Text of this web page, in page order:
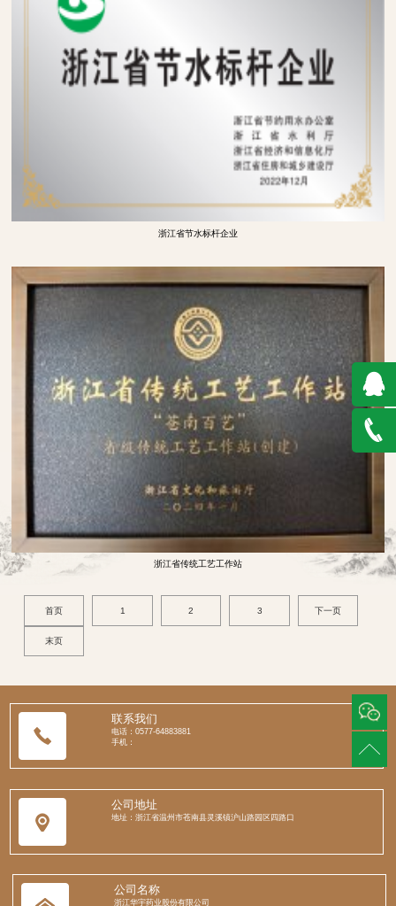
浙江省节水标杆企业
浙江省传统工艺工作站
首页 1 2 3 下一页
末页
联系我们
电话：0577-64883881
手机：
公司地址
地址：浙江省温州市苍南县灵溪镇沪山路园区四路口
公司名称
浙江华宇药业股份有限公司
QQ在